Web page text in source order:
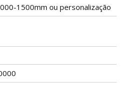
1500mm ou personalização